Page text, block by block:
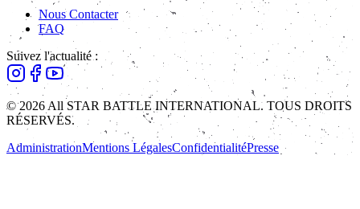
Nous Contacter
FAQ
Suivez l'actualité :
© 2026 All STAR BATTLE INTERNATIONAL. TOUS DROITS
RÉSERVÉS.
AdministrationMentions LégalesConfidentialitéPresse